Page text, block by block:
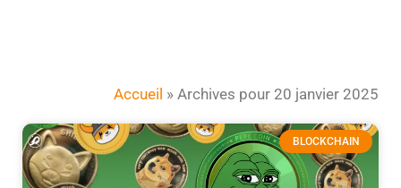
Accueil » Archives pour 20 janvier 2025
BLOCKCHAIN